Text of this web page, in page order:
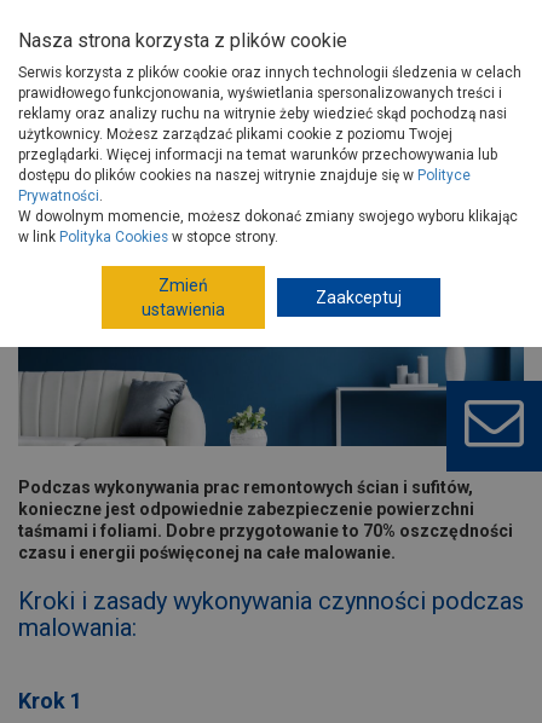
Strona główna Porady
Wykończenie
Ściany wewnętrzne i sufity
Jak dobrze zabezpieczyć powierzchnie przed malowaniem?
Jak dobrze zabezpieczyć
powierzchnie przed malowaniem?
Podczas wykonywania prac remontowych ścian i sufitów,
konieczne jest odpowiednie zabezpieczenie powierzchni
taśmami i foliami. Dobre przygotowanie to 70% oszczędności
czasu i energii poświęconej na całe malowanie.
Kroki i zasady wykonywania czynności podczas
malowania:
Krok 1
Nasza strona korzysta z plików cookie
Serwis korzysta z plików cookie oraz innych technologii śledzenia w celach
prawidłowego funkcjonowania, wyświetlania spersonalizowanych treści i
reklamy oraz analizy ruchu na witrynie żeby wiedzieć skąd pochodzą nasi
użytkownicy. Możesz zarządzać plikami cookie z poziomu Twojej
przeglądarki. Więcej informacji na temat warunków przechowywania lub
dostępu do plików cookies na naszej witrynie znajduje się w Polityce
Prywatności.
W dowolnym momencie, możesz dokonać zmiany swojego wyboru klikając
w link Polityka Cookies w stopce strony.
Zmień
ustawienia
Zaakceptuj